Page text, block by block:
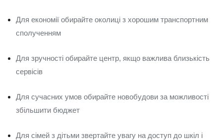
Для економії обирайте околиці з хорошим транспортним
сполученням
Для зручності обирайте центр, якщо важлива близькість
сервісів
Для сучасних умов обирайте новобудови за можливості
збільшити бюджет
Для сімей з дітьми звертайте увагу на доступ до шкіл і